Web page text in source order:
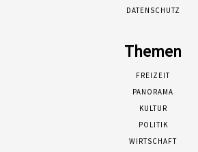
DATENSCHUTZ
Themen
FREIZEIT
PANORAMA
KULTUR
POLITIK
WIRTSCHAFT